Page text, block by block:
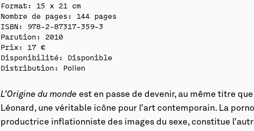
Format: 15 x 21 cm
Nombre de pages: 144 pages
ISBN: 978-2-87317-359-3
Parution: 2010
Prix: 17 €
Disponibilité:
Disponible
Distribution: Pollen
L’Origine du monde est en passe de devenir, au même titre
Léonard, une véritable icône pour l’art contemporain. La
productrice inflationniste des images du sexe, constitue